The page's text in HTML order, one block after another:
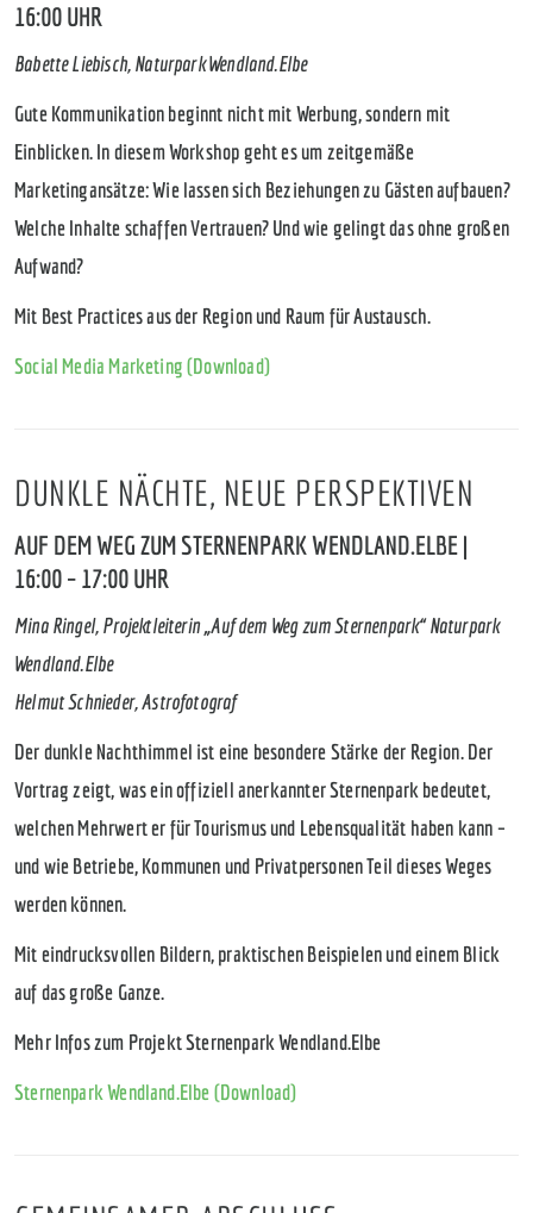
16:00 UHR
Babette Liebisch, Naturpark Wendland.Elbe
Gute Kommunikation beginnt nicht mit Werbung, sondern mit
Einblicken. In diesem Workshop geht es um zeitgemäße
Marketingansätze: Wie lassen sich Beziehungen zu Gästen aufbauen?
Welche Inhalte schaffen Vertrauen? Und wie gelingt das ohne großen
Aufwand?
Mit Best Practices aus der Region und Raum für Austausch.
Social Media Marketing (Download)
DUNKLE NÄCHTE, NEUE PERSPEKTIVEN
AUF DEM WEG ZUM STERNENPARK WENDLAND.ELBE |
16:00 – 17:00 UHR
Mina Ringel, Projektleiterin „Auf dem Weg zum Sternenpark“ Naturpark
Wendland.Elbe
Helmut Schnieder, Astrofotograf
Der dunkle Nachthimmel ist eine besondere Stärke der Region. Der
Vortrag zeigt, was ein offiziell anerkannter Sternenpark bedeutet,
welchen Mehrwert er für Tourismus und Lebensqualität haben kann –
und wie Betriebe, Kommunen und Privatpersonen Teil dieses Weges
werden können.
Mit eindrucksvollen Bildern, praktischen Beispielen und einem Blick
auf das große Ganze.
Mehr Infos zum Projekt Sternenpark Wendland.Elbe
Sternenpark Wendland.Elbe (Download)